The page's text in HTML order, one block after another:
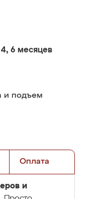
6 месяцев
и подъем
Оплата
и